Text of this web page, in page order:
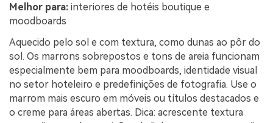
Melhor para: interiores de hotéis boutique e
moodboards
Aquecido pelo sol e com textura, como dunas ao pôr do
sol. Os marrons sobrepostos e tons de areia funcionam
especialmente bem para moodboards, identidade visual
no setor hoteleiro e predefinições de fotografia. Use o
marrom mais escuro em móveis ou títulos destacados e
o creme para áreas abertas. Dica: acrescente textura